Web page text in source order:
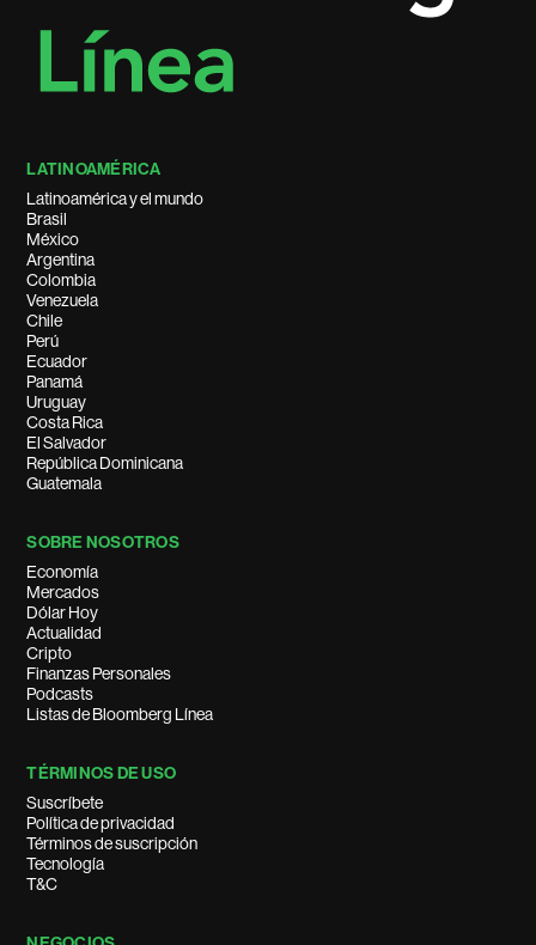
LATINOAMÉRICA
Latinoamérica y el mundo
Brasil
México
Argentina
Colombia
Venezuela
Chile
Perú
Ecuador
Panamá
Uruguay
Costa Rica
El Salvador
República Dominicana
Guatemala
SOBRE NOSOTROS
Economía
Mercados
Dólar Hoy
Actualidad
Cripto
Finanzas Personales
Podcasts
Listas de Bloomberg Línea
TÉRMINOS DE USO
Suscríbete
Política de privacidad
Términos de suscripción
Tecnología
T&C